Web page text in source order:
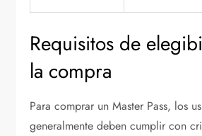
Requisitos de
la compra
Para comprar un Master Pass, los
generalmente deben cumplir con